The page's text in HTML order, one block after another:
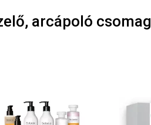
arcápoló csomag